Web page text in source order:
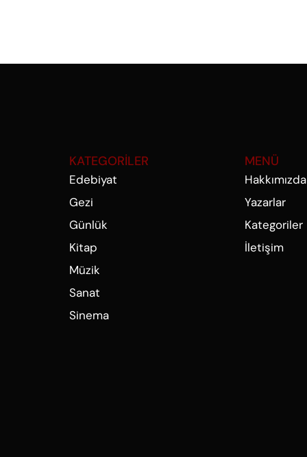
KATEGORİLER
Edebiyat
Gezi
Günlük
Kitap
Müzik
Sanat
Sinema
MENÜ
Hakkımızda
Yazarlar
Kategoriler
İletişim